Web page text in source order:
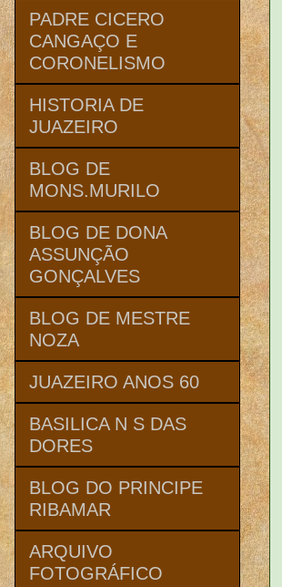
PADRE CICERO
CANGAÇO E
CORONELISMO
HISTORIA DE
JUAZEIRO
BLOG DE
MONS.MURILO
BLOG DE DONA
ASSUNÇÃO
GONÇALVES
BLOG DE MESTRE
NOZA
JUAZEIRO ANOS 60
BASILICA N S DAS
DORES
BLOG DO PRINCIPE
RIBAMAR
ARQUIVO
FOTOGRÁFICO